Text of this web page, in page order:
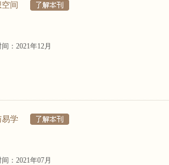
间
：2021年12月
易学
：2021年07月